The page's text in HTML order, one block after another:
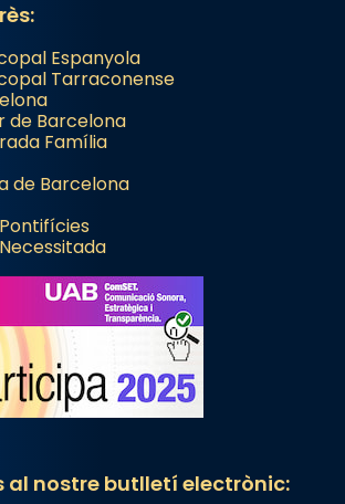
Espanyola
Tarraconense
de Barcelona
Família
de Barcelona
al nostre butlletí electrònic: